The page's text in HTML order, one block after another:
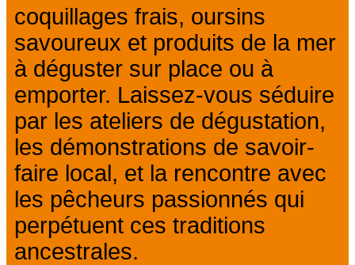
coquillages frais, oursins
savoureux et produits de la mer
à déguster sur place ou à
emporter. Laissez-vous séduire
par les ateliers de dégustation,
les démonstrations de savoir-
faire local, et la rencontre avec
les pêcheurs passionnés qui
perpétuent ces traditions
ancestrales.